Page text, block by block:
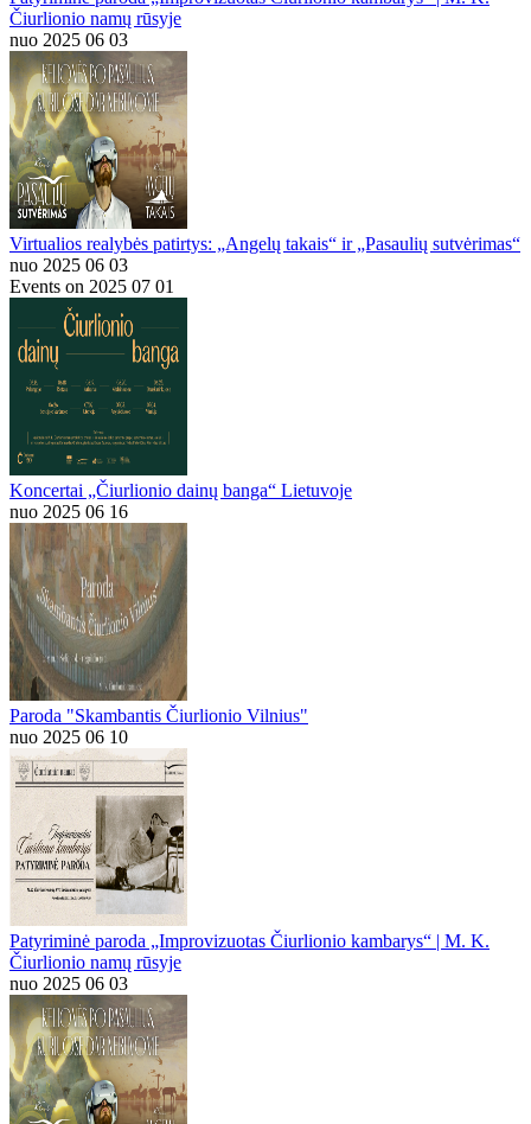
Čiurlionio namų rūsyje
nuo 2025 06 03
Virtualios realybės patirtys: „Angelų takais“ ir „Pasaulių sutvėrimas“
nuo 2025 06 03
Events on 2025 07 01
Koncertai „Čiurlionio dainų banga“ Lietuvoje
nuo 2025 06 16
Paroda "Skambantis Čiurlionio Vilnius"
nuo 2025 06 10
Patyriminė paroda „Improvizuotas Čiurlionio kambarys“ | M. K.
Čiurlionio namų rūsyje
nuo 2025 06 03